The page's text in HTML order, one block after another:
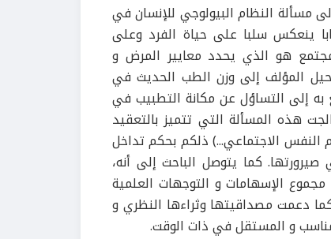
مسألة النظام البيولوجي للإنسان في
ينعكس سلبا على حياة الفرد وعلى
هو الذي يحدد معايير المرض و
يحيل المؤلف إلى وزن الطب الحديث في
به إلى التساؤل عن مكانة التطبيب في
هذه المسألة التي تتميز بالتعقيد
النفس الاجتماعي...) ذلكم بحكم تداخل
صيرورتها. كما يتوصل الباحث إلى أنه،
الإسهامات و التوجهات العلمية
دعمت مصداقيتها وثراءها النظري و
و المستقل في ذات الوقت.